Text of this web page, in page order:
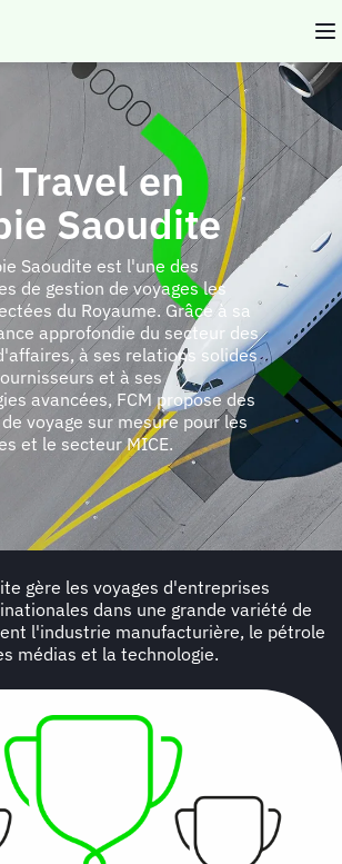
Travel en
Saoudite
Saoudite est l'une des
de gestion de voyages les
du Royaume. Grâce à sa
approfondie du secteur des
à ses relations solides
et à ses
avancées, FCM propose des
voyage sur mesure pour les
et le secteur MICE.
gère les voyages d'entreprises
dans une grande variété de
l'industrie manufacturière, le pétrole
médias et la technologie.